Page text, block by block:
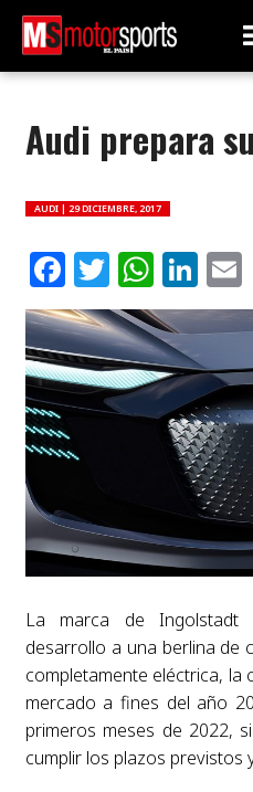
Audi prepara
AUDI | 29 DICIEMBRE, 2017
Facebook
Twitter
La marca de
desarrollo a una berlina de
completamente eléctrica, la
mercado a fines del año
primeros meses de 2022,
cumplir los plazos previstos